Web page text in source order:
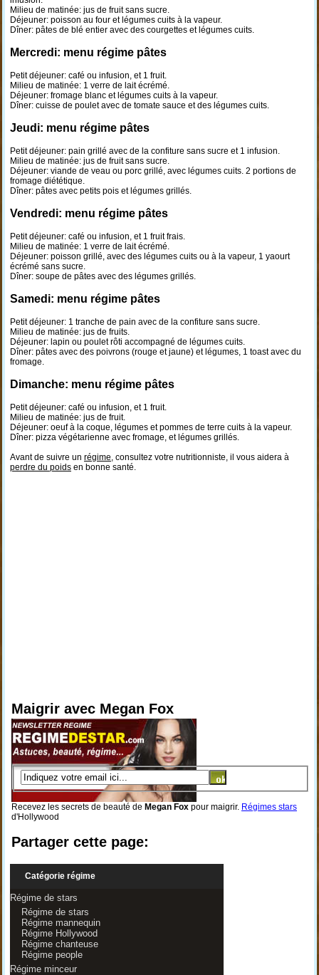
Milieu de matinée: jus de fruit sans sucre.
Déjeuner: poisson au four et légumes cuits à la vapeur.
Dîner: pâtes de blé entier avec des courgettes et légumes cuits.
Mercredi: menu régime pâtes
Petit déjeuner: café ou infusion, et 1 fruit.
Milieu de matinée: 1 verre de lait écrémé.
Déjeuner: fromage blanc et légumes cuits à la vapeur.
Dîner: cuisse de poulet avec de tomate sauce et des légumes cuits.
Jeudi: menu régime pâtes
Petit déjeuner: pain grillé avec de la confiture sans sucre et 1 infusion.
Milieu de matinée: jus de fruit sans sucre.
Déjeuner: viande de veau ou porc grillé, avec légumes cuits. 2 portions de
fromage diététique.
Dîner: pâtes avec petits pois et légumes grillés.
Vendredi: menu régime pâtes
Petit déjeuner: café ou infusion, et 1 fruit frais.
Milieu de matinée: 1 verre de lait écrémé.
Déjeuner: poisson grillé, avec des légumes cuits ou à la vapeur, 1 yaourt
écrémé sans sucre.
Dîner: soupe de pâtes avec des légumes grillés.
Samedi: menu régime pâtes
Petit déjeuner: 1 tranche de pain avec de la confiture sans sucre.
Milieu de matinée: jus de fruits.
Déjeuner: lapin ou poulet rôti accompagné de légumes cuits.
Dîner: pâtes avec des poivrons (rouge et jaune) et légumes, 1 toast avec du
fromage.
Dimanche: menu régime pâtes
Petit déjeuner: café ou infusion, et 1 fruit.
Milieu de matinée: jus de fruit.
Déjeuner: oeuf à la coque, légumes et pommes de terre cuits à la vapeur.
Dîner: pizza végétarienne avec fromage, et légumes grillés.
Avant de suivre un régime, consultez votre nutritionniste, il vous aidera à
perdre du poidsen bonne santé.
Maigrir avec Megan Fox
Recevez les secrets de beauté de Megan Foxpour maigrir. Régimes stars
d'Hollywood
Partager cette page:
Catégorie régime
Régime de stars
Régime de stars
Régime mannequin
Régime Hollywood
Régime chanteuse
Régime people
Régime minceur